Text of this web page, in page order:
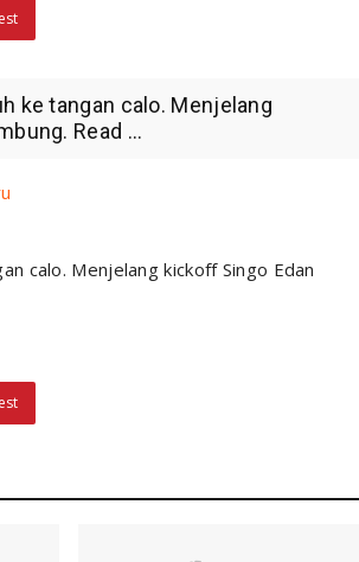
ke tangan calo. Menjelang
Read ...
calo. Menjelang kickoff Singo Edan